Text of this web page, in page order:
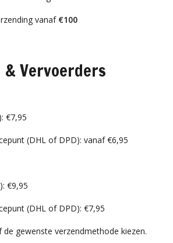
vanaf €100
Vervoerders
€7,95
(DHL of DPD): vanaf €6,95
€9,95
(DHL of DPD): €7,95
gewenste verzendmethode kiezen.